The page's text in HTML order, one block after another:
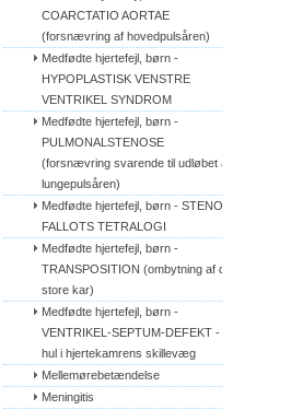
COARCTATIO AORTAE
(forsnævring af hovedpulsåren)
Medfødte hjertefejl, børn -
HYPOPLASTISK VENSTRE
VENTRIKEL SYNDROM
Medfødte hjertefejl, børn -
PULMONALSTENOSE
(forsnævring svarende til udløbet af
lungepulsåren)
Medfødte hjertefejl, børn - STENO
FALLOTS TETRALOGI
Medfødte hjertefejl, børn -
TRANSPOSITION (ombytning af de
store kar)
Medfødte hjertefejl, børn -
VENTRIKEL-SEPTUM-DEFEKT -
hul i hjertekamrens skillevæg
Mellemørebetændelse
Meningitis